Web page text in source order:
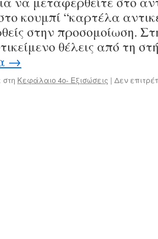
κουμπί “καρτέλα
στην προσομοίωση.
θέλεις από τη
→
στη Κεφάλαιο 4ο- Εξισώσεις | Δεν